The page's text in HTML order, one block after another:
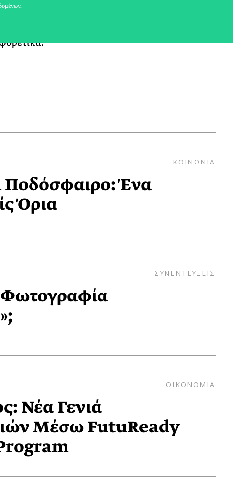
η αθηΝΕΑ αγκαλιάζει την
ΚΟΙΝΩΝΙΑ
Ποδόσφαιρο: Ένα
Όρια
ΣΥΝΕΝΤΕΥΞΕΙΣ
Φωτογραφία
ΟΙΚΟΝΟΜΙΑ
Νέα Γενιά
Μέσω FutuReady